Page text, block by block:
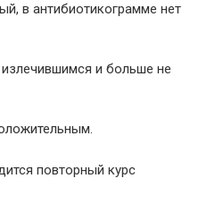
в антибиотикограмме нет
и больше не
повторный курс